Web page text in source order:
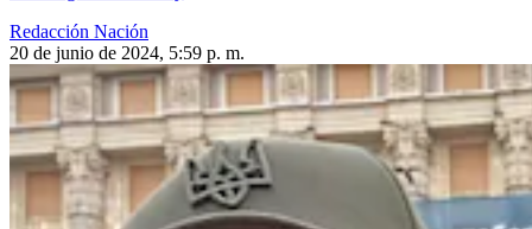
Redacción Nación
20 de junio de 2024, 5:59 p. m.